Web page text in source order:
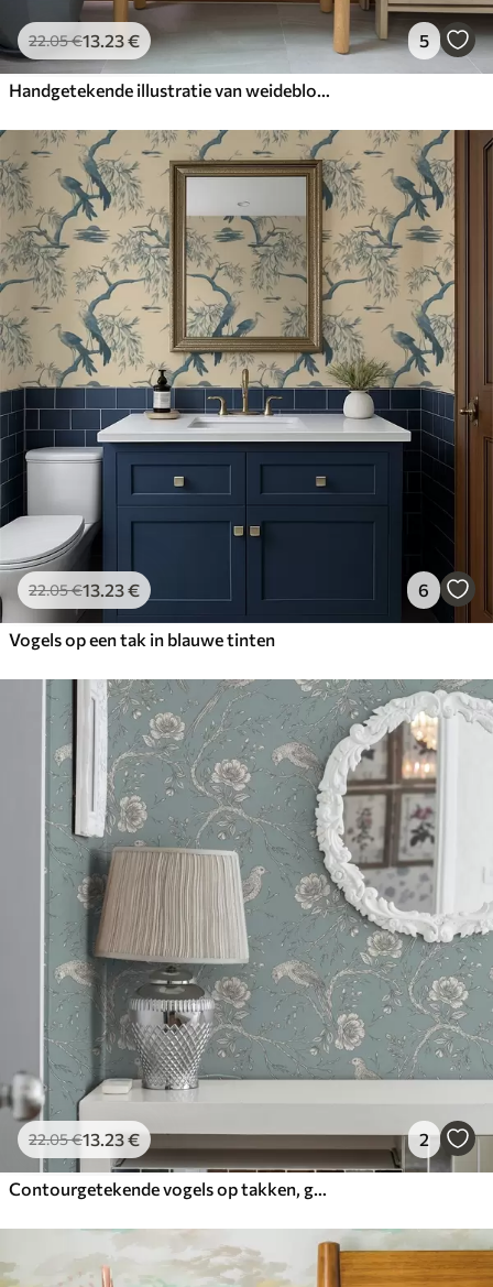
22.05€13.23€ 5
Handgetekende illustratie van weidebloemen in warme kleuren
22.05€13.23€ 6
Vogels op een tak in blauwe tinten
22.05€13.23€ 2
Contourgetekende vogels op takken, gedempte blauwe achtergrond